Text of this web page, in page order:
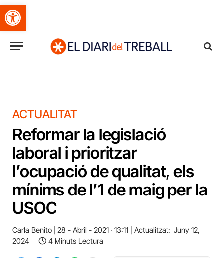
Obre la barra d'eines
ACTUALITAT
Reformar la legislació
laboral i prioritzar
l’ocupació de qualitat, els
mínims de l’1 de maig per la
USOC
Carla Benito 28 - Abril - 2021 · 13:11 Actualitzat: Juny 12,
2024
4 Minuts Lectura